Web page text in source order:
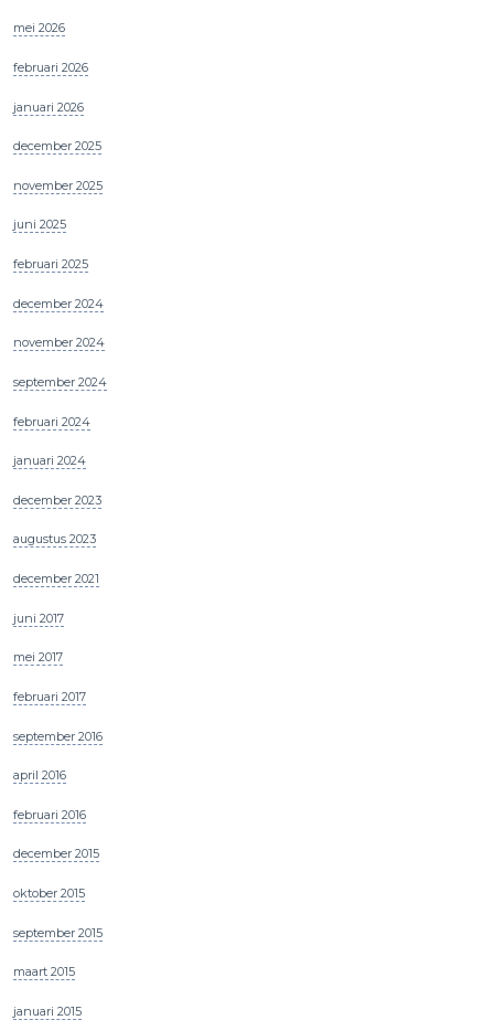
mei 2026
februari 2026
januari 2026
december 2025
november 2025
juni 2025
februari 2025
december 2024
november 2024
september 2024
februari 2024
januari 2024
december 2023
augustus 2023
december 2021
juni 2017
mei 2017
februari 2017
september 2016
april 2016
februari 2016
december 2015
oktober 2015
september 2015
maart 2015
januari 2015